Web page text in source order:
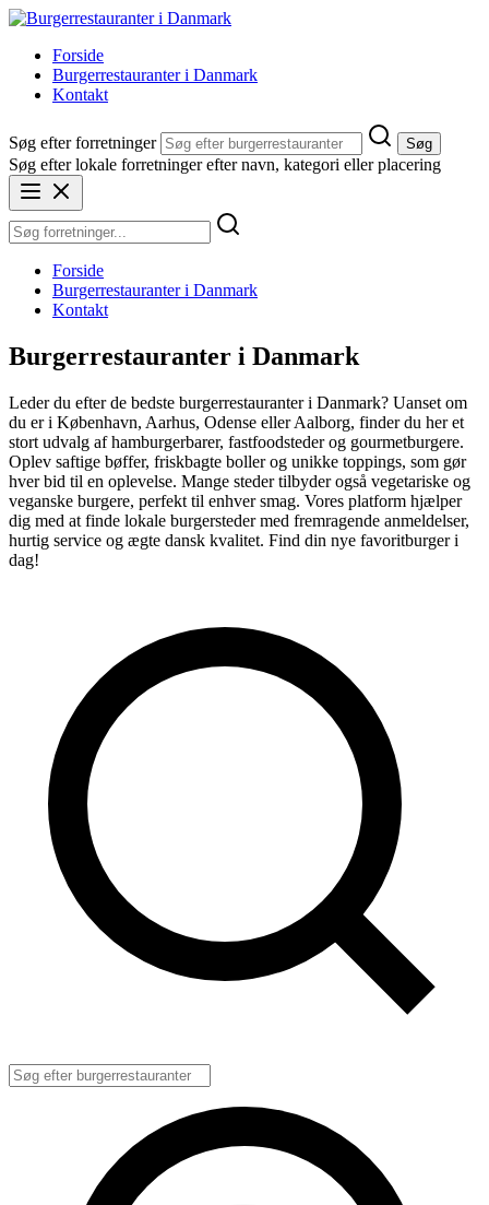
Spring
indholdForside
Burgerrestauranter i Danmark
Kontakt
Søg efter forretninger Søg
Søg efter lokale forretninger efter navn, kategori eller placering
Forside
Burgerrestauranter i Danmark
Kontakt
Burgerrestauranter i Danmark
Leder du efter de bedste burgerrestauranter i Danmark? Uanset om
du er i København, Aarhus, Odense eller Aalborg, finder du her et
stort udvalg af hamburgerbarer, fastfoodsteder og gourmetburgere.
Oplev saftige bøffer, friskbagte boller og unikke toppings, som gør
hver bid til en oplevelse. Mange steder tilbyder også vegetariske og
veganske burgere, perfekt til enhver smag. Vores platform hjælper
dig med at finde lokale burgersteder med fremragende anmeldelser,
hurtig service og ægte dansk kvalitet. Find din nye favoritburger i
dag!